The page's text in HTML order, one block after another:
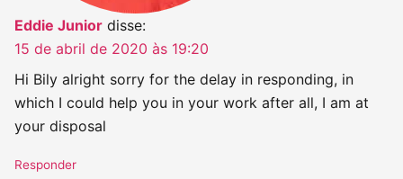
Eddie Junior disse:
15 de abril de 2020 às 19:20
Hi Bily alright sorry for the delay in responding, in
which I could help you in your work after all, I am at
your disposal
Responder